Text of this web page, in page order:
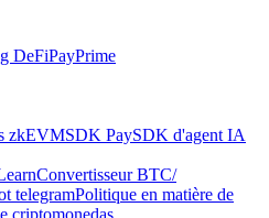
DeFiPayPrime
zkEVMSDK PaySDK d'agent IA
Convertisseur BTC/
telegramPolitique en matière de
criptomonedas